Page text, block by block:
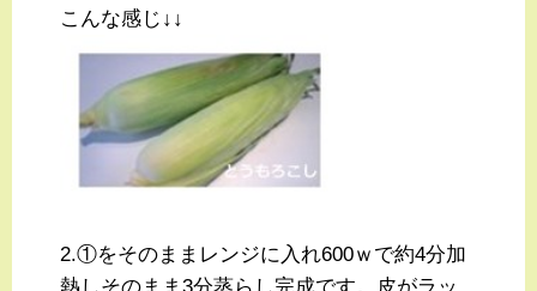
こんな感じ↓↓
2.①をそのままレンジに入れ600ｗで約4分加